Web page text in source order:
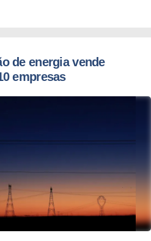
de energia vende
empresas